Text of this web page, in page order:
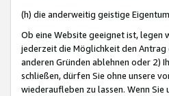
(h) die anderweitig geistige
Ob eine Website geeignet ist, legen
jederzeit die Möglichkeit den Antrag
anderen Gründen ablehnen oder 2)
schließen, dürfen Sie ohne unsere
wiederaufleben zu lassen. Wenn